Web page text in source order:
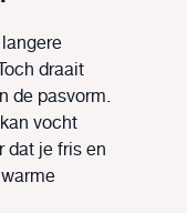
draait
de pasvorm.
vocht
dat je fris en